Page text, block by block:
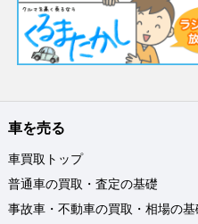
車を売る
車買取トップ
普通車の買取・査定の基礎
事故車・不動車の買取・相場の基